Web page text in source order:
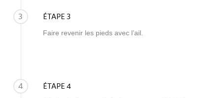
3 ÉTAPE 3
Faire revenir les pieds avec l’ail.
4 ÉTAPE 4